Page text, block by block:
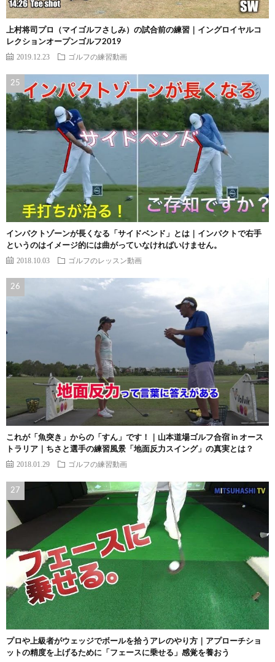
上村将司プロ（マイゴルフさしみ）の試合前の練習｜イングロイヤルコ
レクションオープンゴルフ2019
2019.12.23 ゴルフの練習動画
インパクトゾーンが長くなる「サイドベンド」とは｜インパクトで右手
というのはイメージ的には曲がっていなければいけません。
2018.10.03 ゴルフのレッスン動画
これが「魚突き」からの「すん」です！｜山本道場ゴルフ合宿 in オース
トラリア｜ちさと選手の練習風景「地面反力スイング」の真実とは？
2018.01.29 ゴルフの練習動画
プロや上級者がウェッジでボールを拾うアレのやり方｜アプローチショ
ットの精度を上げるために「フェースに乗せる」感覚を養おう